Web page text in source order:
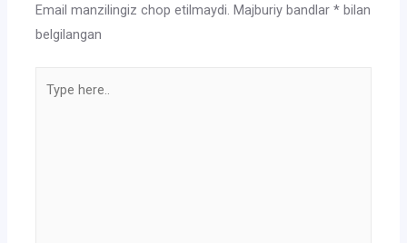
Email manzilingiz chop etilmaydi. Majburiy bandlar* bilan
belgilangan
here..